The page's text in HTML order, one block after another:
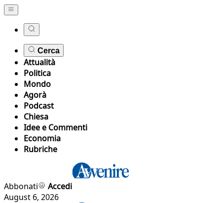
Cerca
Attualità
Politica
Mondo
Agorà
Podcast
Chiesa
Idee e Commenti
Economia
Rubriche
Abbonati
Accedi
August 6, 2026